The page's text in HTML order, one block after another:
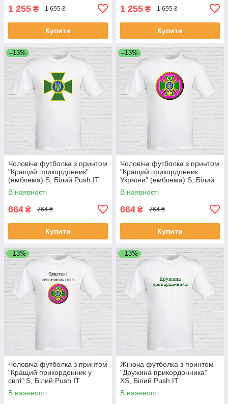
1 255 ₴ 1 655 ₴
Купити
1 255 ₴ 1 655 ₴
Купити
–13%
Чоловіча футболка з принтом
"Кращий прикордонник"
(емблема) S, Білий Push IT
В наявності
664 ₴ 764 ₴
Купити
–13%
Чоловіча футболка з принтом
"Кращий прикордонник
України" (емблема) S, Білий
Push IT
В наявності
664 ₴ 764 ₴
Купити
–13%
Чоловіча футболка з принтом
"Кращий прикордонник у
світі" S, Білий Push IT
В наявності
–13%
Жіноча футболка з принтом
"Дружина прикордонника"
XS, Білий Push IT
В наявності